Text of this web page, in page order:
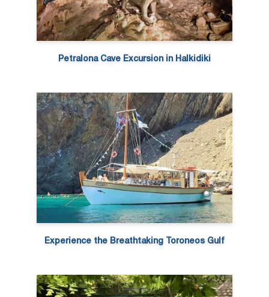
Petralona Cave Excursion in Halkidiki
Experience the Breathtaking Toroneos Gulf